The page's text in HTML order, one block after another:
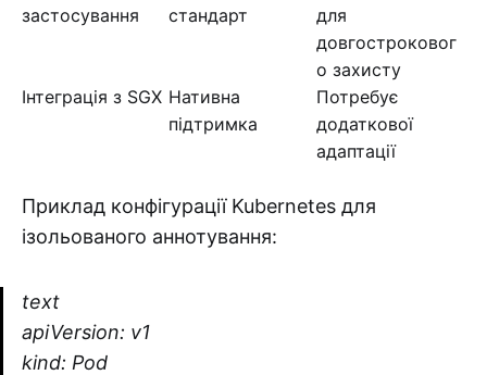
застосування
стандарт
для
довгостроковог
о захисту
Інтеграція з SGX Нативна
підтримка
Потребує
додаткової
адаптації
Приклад конфігурації Kubernetes для
ізольованого аннотування:
text
apiVersion: v1
kind: Pod